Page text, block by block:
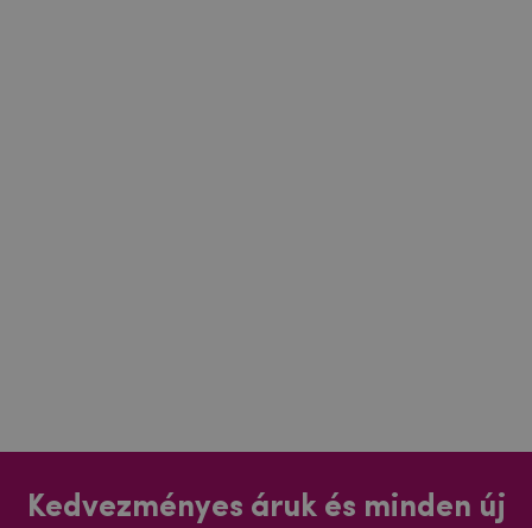
Kedvezményes áruk és minden új